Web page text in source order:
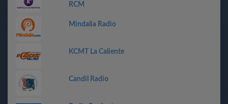
RCM
Mindalia Radio
KCMT La Caliente
Candil Radio